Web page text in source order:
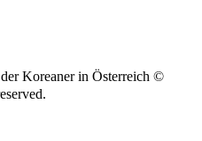
Koreaner in Österreich ©